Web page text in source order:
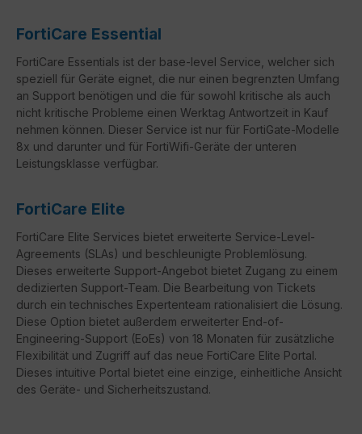
FortiCare Essential
FortiCare Essentials ist der base-level Service, welcher sich
speziell für Geräte eignet, die nur einen begrenzten Umfang
an Support benötigen und die für sowohl kritische als auch
nicht kritische Probleme einen Werktag Antwortzeit in Kauf
nehmen können. Dieser Service ist nur für FortiGate-Modelle
8x und darunter und für FortiWifi-Geräte der unteren
Leistungsklasse verfügbar.
FortiCare Elite
FortiCare Elite Services bietet erweiterte Service-Level-
Agreements (SLAs) und beschleunigte Problemlösung.
Dieses erweiterte Support-Angebot bietet Zugang zu einem
dedizierten Support-Team. Die Bearbeitung von Tickets
durch ein technisches Expertenteam rationalisiert die Lösung.
Diese Option bietet außerdem erweiterter End-of-
Engineering-Support (EoEs) von 18 Monaten für zusätzliche
Flexibilität und Zugriff auf das neue FortiCare Elite Portal.
Dieses intuitive Portal bietet eine einzige, einheitliche Ansicht
des Geräte- und Sicherheitszustand.